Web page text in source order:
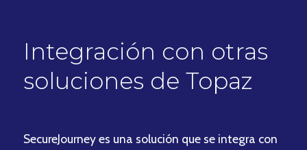
Integración con otras
soluciones de Topaz
SecureJourney es una solución que se integra con